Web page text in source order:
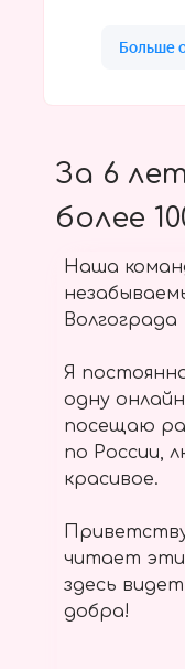
За 6
более
Наша
Волгограда
Я
одну
посещаю
по России,
красивое.
читает
здесь
добра!